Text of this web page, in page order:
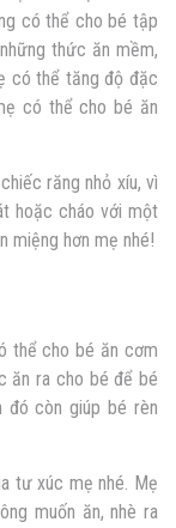
có thể cho bé tập
thức ăn mềm,
có thể tăng độ đặc
có thể cho bé ăn
răng nhỏ xíu, vì
hoặc cháo với một
miệng hơn mẹ nhé!
thể cho bé ăn cơm
ăn ra cho bé để bé
đó còn giúp bé rèn
tư xúc mẹ nhé. Mẹ
muốn ăn, nhè ra